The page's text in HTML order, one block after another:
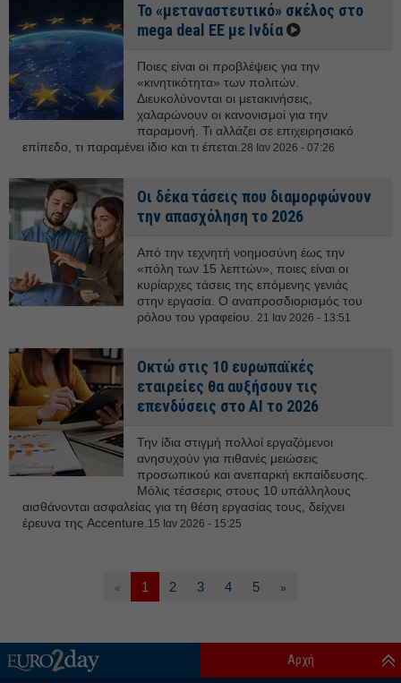
Το «μεταναστευτικό» σκέλος στο
mega deal ΕΕ με Ινδία
Ποιες είναι οι προβλέψεις για την
«κινητικότητα» των πολιτών.
Διευκολύνονται οι μετακινήσεις,
χαλαρώνουν οι κανονισμοί για την
παραμονή. Τι αλλάζει σε επιχειρησιακό
επίπεδο, τι παραμένει ίδιο και τι έπεται. 28 Ιαν 2026 - 07:26
Οι δέκα τάσεις που διαμορφώνουν
την απασχόληση το 2026
Από την τεχνητή νοημοσύνη έως την
«πόλη των 15 λεπτών», ποιες είναι οι
κυρίαρχες τάσεις της επόμενης γενιάς
στην εργασία. Ο αναπροσδιορισμός του
ρόλου του γραφείου. 21 Ιαν 2026 - 13:51
Οκτώ στις 10 ευρωπαϊκές
εταιρείες θα αυξήσουν τις
επενδύσεις στο ΑΙ το 2026
Την ίδια στιγμή πολλοί εργαζόμενοι
ανησυχούν για πιθανές μειώσεις
προσωπικού και ανεπαρκή εκπαίδευσης.
Μόλις τέσσερις στους 10 υπάλληλους
αισθάνονται ασφαλείας για τη θέση εργασίας τους, δείχνει
έρευνα της Accenture. 15 Ιαν 2026 - 15:25
« 1 2 3 4 5 »
Αρχή